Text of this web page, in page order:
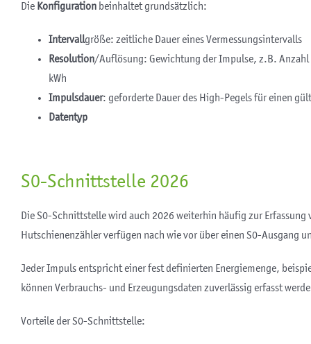
Die Konfigurationbeinhaltet grundsätzlich:
Intervallgröße: zeitliche Dauer eines Vermessungsintervalls
Resolution/Auflösung: Gewichtung der Impulse, z.B. Anzahl
kWh
Impulsdauer: geforderte Dauer des High-Pegels für einen
Datentyp
S0-Schnittstelle 2026
Die S0-Schnittstelle wird auch 2026 weiterhin häufig zur
Hutschienenzähler verfügen nach wie vor über einen S0-Ausgang
Jeder Impuls entspricht einer fest definierten Energiemenge,
können Verbrauchs- und Erzeugungsdaten zuverlässig erfasst
Vorteile der S0-Schnittstelle: